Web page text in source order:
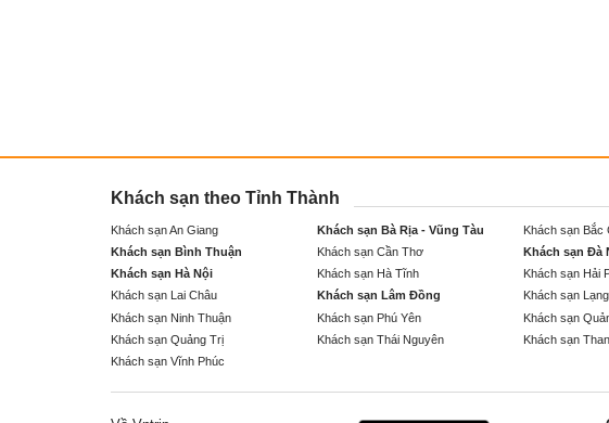
Khách sạn theo Tỉnh Thành
Khách sạn An Giang Khách sạn Bà Rịa - Vũng Tàu Khách sạn Bắc
Khách sạn Bình Thuận
Khách sạn Cần Thơ Khách sạn Đà
Khách sạn Hà Nội
Khách sạn Hà Tĩnh Khách sạn Hải
Khách sạn Lai Châu
Khách sạn Lâm Đồng Khách sạn
Khách sạn Ninh Thuận
Khách sạn Phú Yên Khách sạn
Khách sạn Quảng Trị
Khách sạn Thái Nguyên Khách sạn
Khách sạn Vĩnh Phúc